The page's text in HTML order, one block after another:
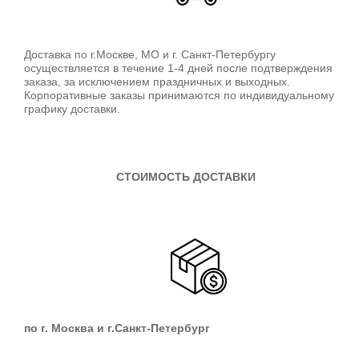
Доставка по г.Москве, МО и г. Санкт-Петербургу
осуществляется в течение 1-4 дней после подтверждения
заказа, за исключением праздничных и выходных.
Корпоративные заказы принимаются по индивидуальному
графику доставки.
СТОИМОСТЬ ДОСТАВКИ
по г. Москва и г.Санкт-Петербург